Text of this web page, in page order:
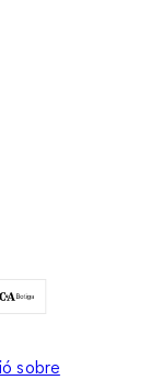
sobre